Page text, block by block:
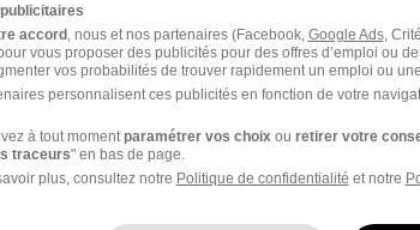
accord, nous et nos partenaires (Facebook, Google Ads,
vous proposer des publicités pour des offres d’emploi ou
vos probabilités de trouver rapidement un emploi ou
personnalisent ces publicités en fonction de votre
à tout moment paramétrer vos choix ou retirer votre
traceurs" en bas de page.
plus, consultez notre Politique de confidentialité et notre